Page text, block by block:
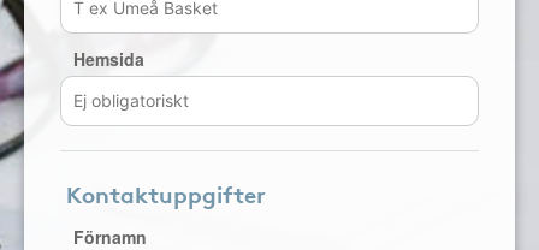
Hemsida
Kontaktuppgifter
Förnamn